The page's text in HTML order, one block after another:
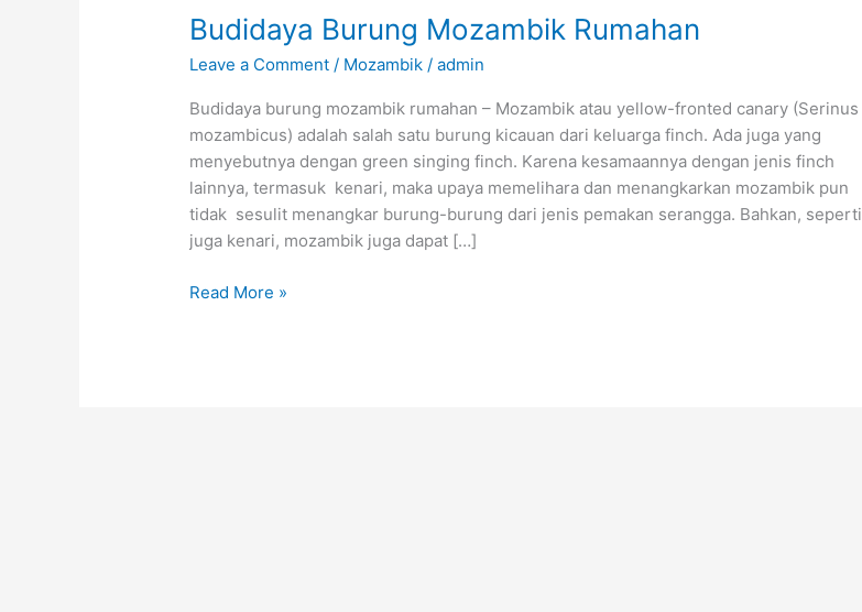
Budidaya Burung Mozambik Rumahan
Leave a Comment / Mozambik /admin
Budidaya burung mozambik rumahan – Mozambik atau yellow-fronted canary (Serinus
mozambicus) adalah salah satu burung kicauan dari keluarga finch. Ada juga yang
menyebutnya dengan green singing finch. Karena kesamaannya dengan jenis finch
lainnya, termasuk kenari, maka upaya memelihara dan menangkarkan mozambik pun
tidak sesulit menangkar burung-burung dari jenis pemakan serangga. Bahkan, seperti
juga kenari, mozambik juga dapat […]
Budidaya
Read More »